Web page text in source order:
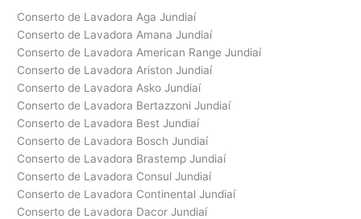
Conserto de Lavadora Aga Jundiaí
Conserto de Lavadora Amana Jundiaí
Conserto de Lavadora American Range Jundiaí
Conserto de Lavadora Ariston Jundiaí
Conserto de Lavadora Asko Jundiaí
Conserto de Lavadora Bertazzoni Jundiaí
Conserto de Lavadora Best Jundiaí
Conserto de Lavadora Bosch Jundiaí
Conserto de Lavadora Brastemp Jundiaí
Conserto de Lavadora Consul Jundiaí
Conserto de Lavadora Continental Jundiaí
Conserto de Lavadora Dacor Jundiaí